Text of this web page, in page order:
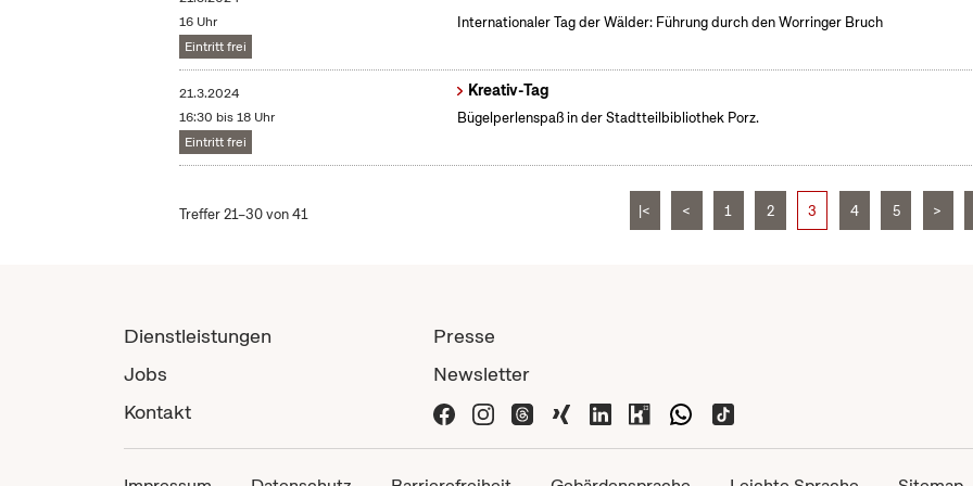
16 Uhr
Eintritt frei
Internationaler Tag der Wälder: Führung durch den Worringer Bruch
21.3.2024
16:30 bis 18 Uhr
Eintritt frei
Kreativ-Tag
Bügelperlenspaß in der Stadtteilbibliothek Porz.
Treffer 21–30 von 41 |< < 1 2 3 4 5 >
Dienstleistungen
Jobs
Kontakt
Presse
Newsletter